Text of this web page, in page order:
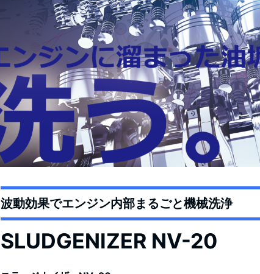
波動効果でエンジン内部まるごと機械洗浄
SLUDGENIZER NV-20